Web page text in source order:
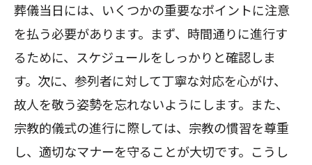
葬儀当日には、いくつかの重要なポイントに注意
を払う必要があります。まず、時間通りに進行す
るために、スケジュールをしっかりと確認しま
す。次に、参列者に対して丁寧な対応を心がけ、
故人を敬う姿勢を忘れないようにします。また、
宗教的儀式の進行に際しては、宗教の慣習を尊重
し、適切なマナーを守ることが大切です。こうし